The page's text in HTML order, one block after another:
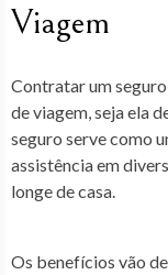
Viagem
Contratar um
de viagem, seja ela
seguro serve como
assistência em
longe de casa.
Os benefícios vão